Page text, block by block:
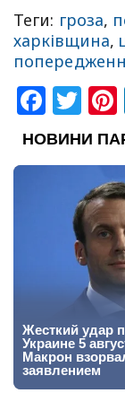
Теги: гроза,
харківщина,